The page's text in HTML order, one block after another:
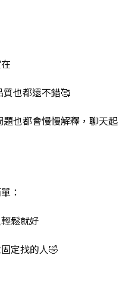
也都還不錯🥰
也都會慢慢解釋，聊天起
：
鬆就好
定找的人🤣